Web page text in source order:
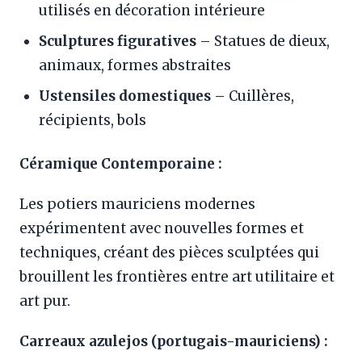
utilisés en décoration intérieure
Sculptures figuratives – Statues de dieux,
animaux, formes abstraites
Ustensiles domestiques – Cuillères,
récipients, bols
Céramique Contemporaine :
Les potiers mauriciens modernes
expérimentent avec nouvelles formes et
techniques, créant des pièces sculptées qui
brouillent les frontières entre art utilitaire et
art pur.
Carreaux azulejos (portugais-mauriciens) :